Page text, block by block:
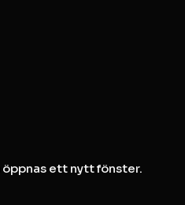
ett nytt fönster.